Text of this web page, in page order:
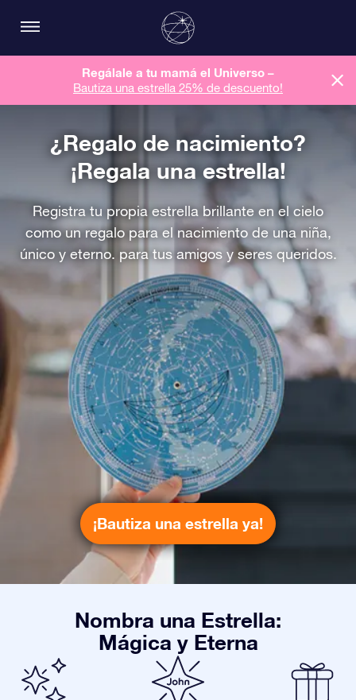
Regálale a tu mamá el Universo –
Bautiza una estrella 25% de descuento!
¿Regalo de nacimiento?
¡Regala una estrella!
Registra tu propia estrella brillante en el cielo
como un regalo para el nacimiento de una niña,
único y eterno. para tus amigos y seres queridos.
¡Bautiza una estrella ya!
Nombra una Estrella:
Mágica y Eterna